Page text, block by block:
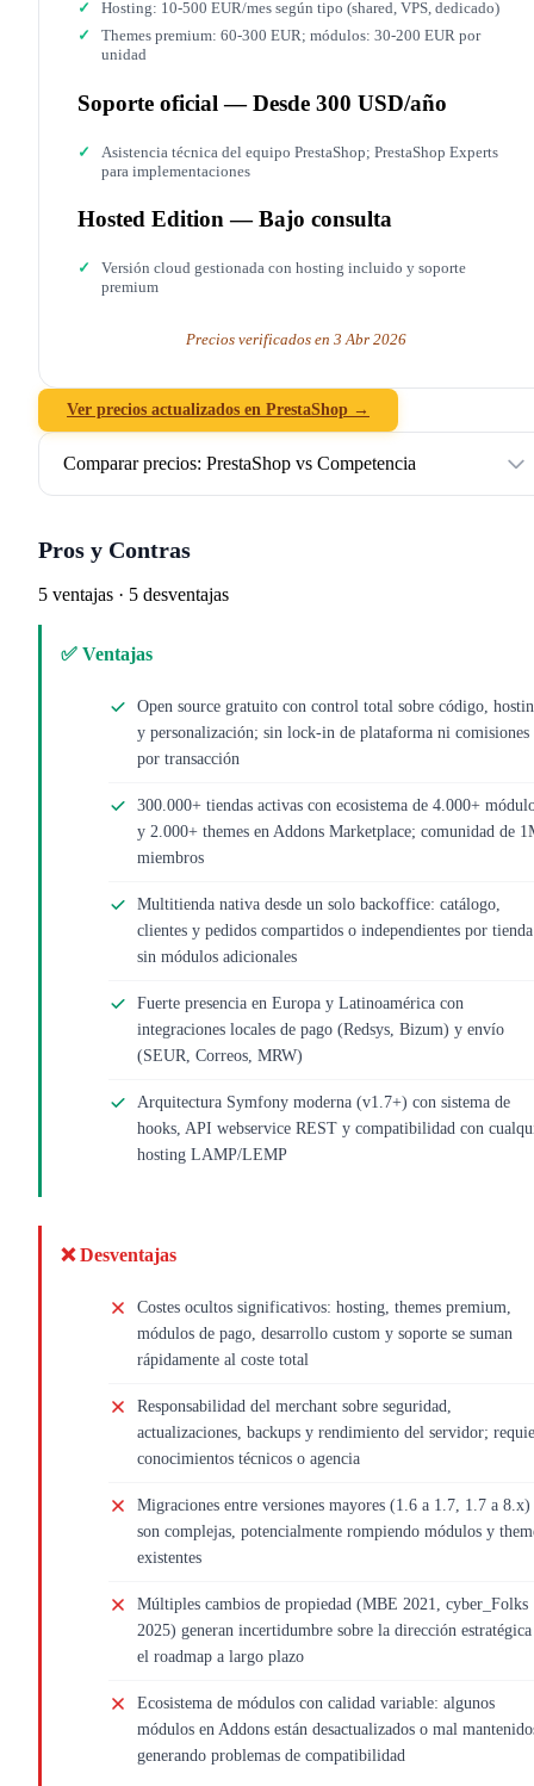
Hosting: 10-500 EUR/mes según tipo (shared, VPS, dedicado)
Themes premium: 60-300 EUR; módulos: 30-200 EUR por
unidad
Soporte oficial — Desde 300 USD/año
Asistencia técnica del equipo PrestaShop; PrestaShop Experts
para implementaciones
Hosted Edition — Bajo consulta
Versión cloud gestionada con hosting incluido y soporte
premium
Precios verificados en 3 Abr 2026
Ver precios actualizados en PrestaShop →
Comparar precios: PrestaShop vs Competencia
Pros y Contras
5 ventajas · 5 desventajas
✅ Ventajas
Open source gratuito con control total sobre código,
y personalización; sin lock-in de plataforma ni comisiones
por transacción
300.000+ tiendas activas con ecosistema de 4.000+
y 2.000+ themes en Addons Marketplace; comunidad de
miembros
Multitienda nativa desde un solo backoffice: catálogo,
clientes y pedidos compartidos o independientes por tienda
sin módulos adicionales
Fuerte presencia en Europa y Latinoamérica con
integraciones locales de pago (Redsys, Bizum) y envío
(SEUR, Correos, MRW)
Arquitectura Symfony moderna (v1.7+) con sistema de
hooks, API webservice REST y compatibilidad con
hosting LAMP/LEMP
❌ Desventajas
Costes ocultos significativos: hosting, themes premium,
módulos de pago, desarrollo custom y soporte se suman
rápidamente al coste total
Responsabilidad del merchant sobre seguridad,
actualizaciones, backups y rendimiento del servidor;
conocimientos técnicos o agencia
Migraciones entre versiones mayores (1.6 a 1.7, 1.7 a 8.x)
son complejas, potencialmente rompiendo módulos y
existentes
Múltiples cambios de propiedad (MBE 2021, cyber_Folks
2025) generan incertidumbre sobre la dirección
el roadmap a largo plazo
Ecosistema de módulos con calidad variable: algunos
módulos en Addons están desactualizados o mal
generando problemas de compatibilidad